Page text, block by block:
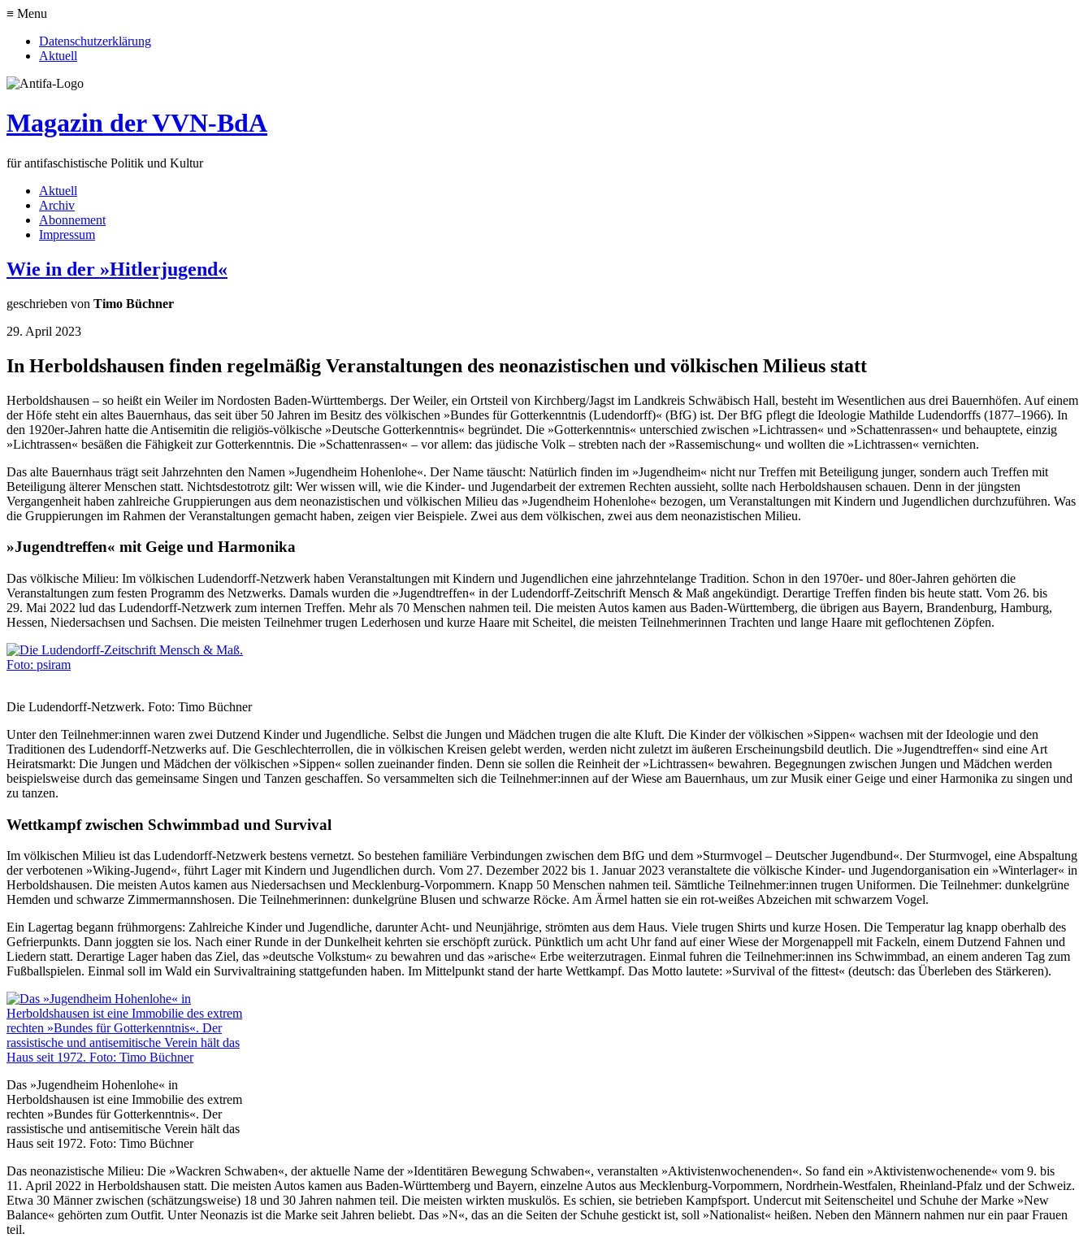
≡ Menu
Datenschutzerklärung
Aktuell
Magazin der VVN-BdA
für antifaschistische Politik und Kultur
Aktuell
Archiv
Abonnement
Impressum
Wie in der »Hitlerjugend«
geschrieben von Timo Büchner
29. April 2023
In Herboldshausen finden regelmäßig Veranstaltungen des neonazistischen und völkischen Milieus statt
Herboldshausen – so heißt ein Weiler im Nordosten Baden-Württembergs. Der Weiler, ein Ortsteil von Kirchberg/Jagst im Landkreis Schwäbisch Hall, besteht im Wesentlichen aus drei Bauernhöfen. Auf einem
der Höfe steht ein altes Bauernhaus, das seit über 50 Jahren im Besitz des völkischen »Bundes für Gotterkenntnis (Ludendorff)« (BfG) ist. Der BfG pflegt die Ideologie Mathilde Ludendorffs (1877–1966). In
den 1920er-Jahren hatte die Antisemitin die religiös-völkische »Deutsche Gotterkenntnis« begründet. Die »Gotterkenntnis« unterschied zwischen »Lichtrassen« und »Schattenrassen« und behauptete, einzig
»Lichtrassen« besäßen die Fähigkeit zur Gotterkenntnis. Die »Schattenrassen« – vor allem: das jüdische Volk – strebten nach der »Rassemischung« und wollten die »Lichtrassen« vernichten.
Das alte Bauernhaus trägt seit Jahrzehnten den Namen »Jugendheim Hohenlohe«. Der Name täuscht: Natürlich finden im »Jugendheim« nicht nur Treffen mit Beteiligung junger, sondern auch Treffen mit
Beteiligung älterer Menschen statt. Nichtsdestotrotz gilt: Wer wissen will, wie die Kinder- und Jugendarbeit der extremen Rechten aussieht, sollte nach Herboldshausen schauen. Denn in der jüngsten
Vergangenheit haben zahlreiche Gruppierungen aus dem neonazistischen und völkischen Milieu das »Jugendheim Hohenlohe« bezogen, um Veranstaltungen mit Kindern und Jugendlichen durchzuführen. Was
die Gruppierungen im Rahmen der Veranstaltungen gemacht haben, zeigen vier Beispiele. Zwei aus dem völkischen, zwei aus dem neonazistischen Milieu.
»Jugendtreffen« mit Geige und Harmonika
Das völkische Milieu: Im völkischen Ludendorff-Netzwerk haben Veranstaltungen mit Kindern und Jugendlichen eine jahrzehntelange Tradition. Schon in den 1970er- und 80er-Jahren gehörten die
Veranstaltungen zum festen Programm des Netzwerks. Damals wurden die »Jugendtreffen« in der Ludendorff-Zeitschrift Mensch & Maß angekündigt. Derartige Treffen finden bis heute statt. Vom 26. bis
29. Mai 2022 lud das Ludendorff-Netzwerk zum internen Treffen. Mehr als 70 Menschen nahmen teil. Die meisten Autos kamen aus Baden-Württemberg, die übrigen aus Bayern, Brandenburg, Hamburg,
Hessen, Niedersachsen und Sachsen. Die meisten Teilnehmer trugen Lederhosen und kurze Haare mit Scheitel, die meisten Teilnehmerinnen Trachten und lange Haare mit geflochtenen Zöpfen.
Die Ludendorff-Netzwerk. Foto: Timo Büchner
Unter den Teilnehmer:innen waren zwei Dutzend Kinder und Jugendliche. Selbst die Jungen und Mädchen trugen die alte Kluft. Die Kinder der völkischen »Sippen« wachsen mit der Ideologie und den
Traditionen des Ludendorff-Netzwerks auf. Die Geschlechterrollen, die in völkischen Kreisen gelebt werden, werden nicht zuletzt im äußeren Erscheinungsbild deutlich. Die »Jugendtreffen« sind eine Art
Heiratsmarkt: Die Jungen und Mädchen der völkischen »Sippen« sollen zueinander finden. Denn sie sollen die Reinheit der »Lichtrassen« bewahren. Begegnungen zwischen Jungen und Mädchen werden
beispielsweise durch das gemeinsame Singen und Tanzen geschaffen. So versammelten sich die Teilnehmer:innen auf der Wiese am Bauernhaus, um zur Musik einer Geige und einer Harmonika zu singen und
zu tanzen.
Wettkampf zwischen Schwimmbad und Survival
Im völkischen Milieu ist das Ludendorff-Netzwerk bestens vernetzt. So bestehen familiäre Verbindungen zwischen dem BfG und dem »Sturmvogel – Deutscher Jugendbund«. Der Sturmvogel, eine Abspaltung
der verbotenen »Wiking-Jugend«, führt Lager mit Kindern und Jugendlichen durch. Vom 27. Dezember 2022 bis 1. Januar 2023 veranstaltete die völkische Kinder- und Jugendorganisation ein »Winterlager« in
Herboldshausen. Die meisten Autos kamen aus Niedersachsen und Mecklenburg-Vorpommern. Knapp 50 Menschen nahmen teil. Sämtliche Teilnehmer:innen trugen Uniformen. Die Teilnehmer: dunkelgrüne
Hemden und schwarze Zimmermannshosen. Die Teilnehmerinnen: dunkelgrüne Blusen und schwarze Röcke. Am Ärmel hatten sie ein rot-weißes Abzeichen mit schwarzem Vogel.
Ein Lagertag begann frühmorgens: Zahlreiche Kinder und Jugendliche, darunter Acht- und Neunjährige, strömten aus dem Haus. Viele trugen Shirts und kurze Hosen. Die Temperatur lag knapp oberhalb des
Gefrierpunkts. Dann joggten sie los. Nach einer Runde in der Dunkelheit kehrten sie erschöpft zurück. Pünktlich um acht Uhr fand auf einer Wiese der Morgenappell mit Fackeln, einem Dutzend Fahnen und
Liedern statt. Derartige Lager haben das Ziel, das »deutsche Volkstum« zu bewahren und das »arische« Erbe weiterzutragen. Einmal fuhren die Teilnehmer:innen ins Schwimmbad, an einem anderen Tag zum
Fußballspielen. Einmal soll im Wald ein Survivaltraining stattgefunden haben. Im Mittelpunkt stand der harte Wettkampf. Das Motto lautete: »Survival of the fittest« (deutsch: das Überleben des Stärkeren).
Das »Jugendheim Hohenlohe« in
Herboldshausen ist eine Immobilie des extrem
rechten »Bundes für Gotterkenntnis«. Der
rassistische und antisemitische Verein hält das
Haus seit 1972. Foto: Timo Büchner
Das neonazistische Milieu: Die »Wackren Schwaben«, der aktuelle Name der »Identitären Bewegung Schwaben«, veranstalten »Aktivistenwochenenden«. So fand ein »Aktivistenwochenende« vom 9. bis
11. April 2022 in Herboldshausen statt. Die meisten Autos kamen aus Baden-Württemberg und Bayern, einzelne Autos aus Mecklenburg-Vorpommern, Nordrhein-Westfalen, Rheinland-Pfalz und der Schweiz.
Etwa 30 Männer zwischen (schätzungsweise) 18 und 30 Jahren nahmen teil. Die meisten wirkten muskulös. Es schien, sie betrieben Kampfsport. Undercut mit Seitenscheitel und Schuhe der Marke »New
Balance« gehörten zum Outfit. Unter Neonazis ist die Marke seit Jahren beliebt. Das »N«, das an die Seiten der Schuhe gestickt ist, soll »Nationalist« heißen. Neben den Männern nahmen nur ein paar Frauen
teil.